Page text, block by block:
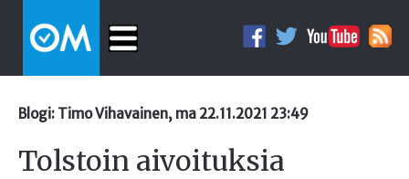
Blogi: Timo Vihavainen, ma 22.11.2021 23:49
Tolstoin aivoituksia